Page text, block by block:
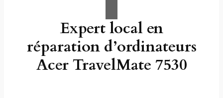
Expert local en
réparation d’ordinateurs
Acer TravelMate 7530